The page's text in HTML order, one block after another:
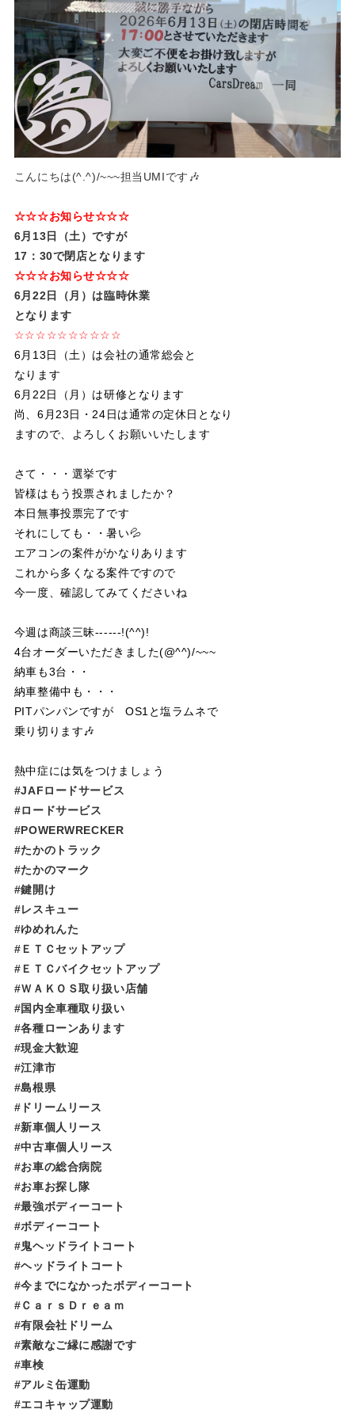
こんにちは(^.^)/~~~担当UMIです🎶
☆☆☆お知らせ☆☆☆
6月13日（土）ですが
17：30で閉店となります
☆☆☆お知らせ☆☆☆
6月22日（月）は臨時休業
となります
☆☆☆☆☆☆☆☆☆☆
6月13日（土）は会社の通常総会と
なります
6月22日（月）は研修となります
尚、6月23日・24日は通常の定休日となり
ますので、よろしくお願いいたします
さて・・・選挙です
皆様はもう投票されましたか？
本日無事投票完了です
それにしても・・暑い💦
エアコンの案件がかなりあります
これから多くなる案件ですので
今一度、確認してみてくださいね
今週は商談三昧------!(^^)!
4台オーダーいただきました(@^^)/~~~
納車も3台・・
納車整備中も・・・
PITパンパンですが OS1と塩ラムネで
乗り切ります🎶
熱中症には気をつけましょう
#JAFロードサービス
#ロードサービス
#POWERWRECKER
#たかのトラック
#たかのマーク
#鍵開け
#レスキュー
#ゆめれんた​​​​​
#ＥＴＣセットアップ
#ＥＴＣバイクセットアップ
#ＷＡＫＯＳ取り扱い店舗
#国内全車種取り扱い
#各種ローンあります
#現金大歓迎
#江津市
#島根県
#ドリームリース
#新車個人リース
#中古車個人リース
#お車の総合病院
#お車お探し隊
#最強ボディーコート
#ボディーコート
#鬼ヘッドライトコート
#ヘッドライトコート
#今までになかったボディーコート
#ＣａｒｓＤｒｅａｍ
#有限会社ドリーム
#素敵なご縁に感謝です
#車検
#アルミ缶運動
#エコキャップ運動